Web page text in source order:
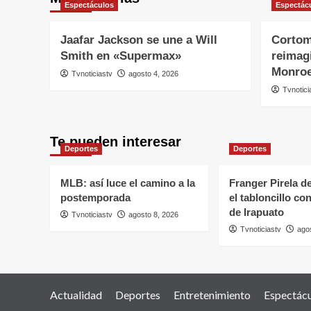
Espectáculos
Jaafar Jackson se une a Will
Smith en «Supermax»
Tvnoticiastv agosto 4, 2026
Te pueden interesar
Deportes
MLB: así luce el camino a la
postemporada
Tvnoticiastv agosto 8, 2026
Deportes
Franger Pirela
el tabloncillo
de Irapuato
Tvnoticiastv
Actualidad Deportes Entretenimiento